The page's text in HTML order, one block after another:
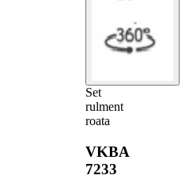
Set
rulment
roata
VKBA
7233